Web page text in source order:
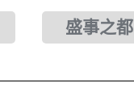
盛事之都